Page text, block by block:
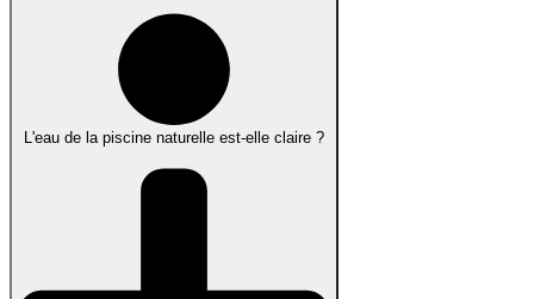
L'eau de la piscine naturelle est-elle claire ?